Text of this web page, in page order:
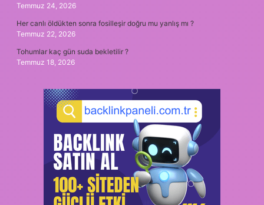
Temmuz 24, 2026
Her canlı öldükten sonra fosilleşir doğru mu yanlış mı ?
Temmuz 22, 2026
Tohumlar kaç gün suda bekletilir ?
Temmuz 18, 2026